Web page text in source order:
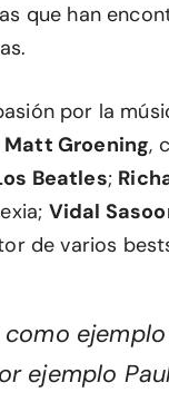
que han
por la
Matt Groening,
Beatles;
Vidal
de varios
ejemplo